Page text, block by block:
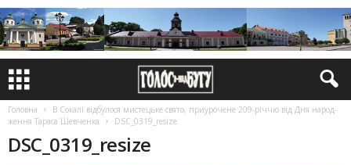
Головна
В Сокалі відбулося мистецьке свято, приуро­чене 209-річчю від Дня на­род­
ження Тараса Шевченка
DSC_0319_resize
DSC_0319_resize